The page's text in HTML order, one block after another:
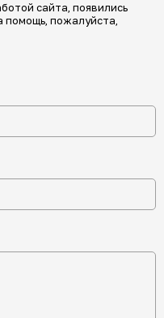
сайта, появились
помощь, пожалуйста,